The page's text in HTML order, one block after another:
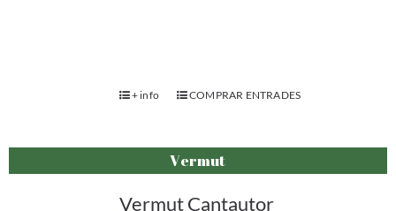
+ info COMPRAR ENTRADES
Vermut
Vermut Cantautor